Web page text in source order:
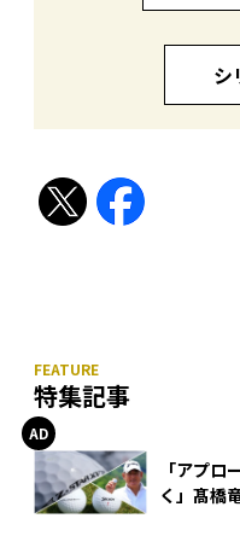
シ
特集記事
「アプ
く」髙橋